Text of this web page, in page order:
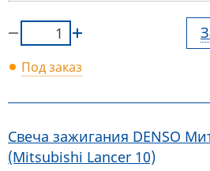
Под заказ
Свеча зажигания DENSO
(Mitsubishi Lancer 10)